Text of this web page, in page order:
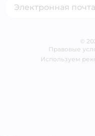
©
Правовые
Используем